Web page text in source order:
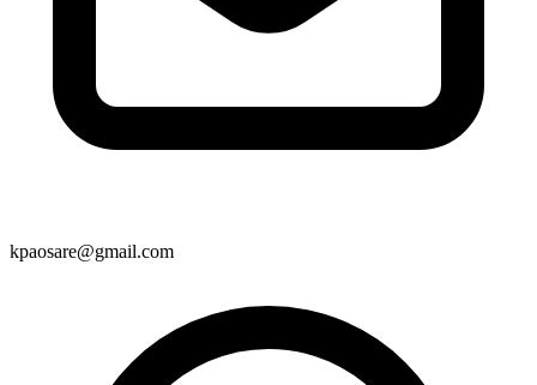
kpaosare@gmail.com